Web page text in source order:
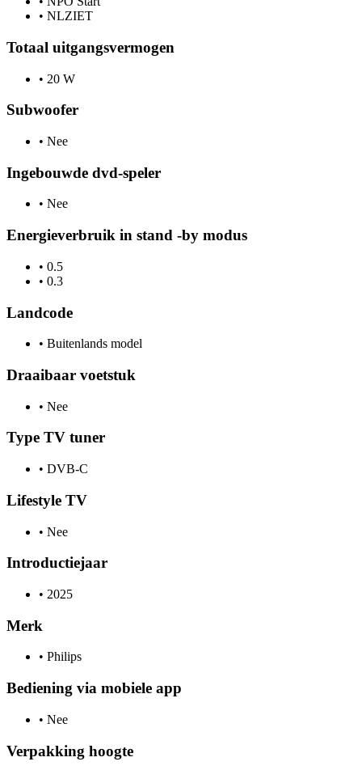
• NLZIET
Totaal uitgangsvermogen
• 20 W
Subwoofer
• Nee
Ingebouwde dvd-speler
• Nee
Energieverbruik in stand -by modus
• 0.5
• 0.3
Landcode
• Buitenlands model
Draaibaar voetstuk
• Nee
Type TV tuner
• DVB-C
Lifestyle TV
• Nee
Introductiejaar
• 2025
Merk
• Philips
Bediening via mobiele app
• Nee
Verpakking hoogte